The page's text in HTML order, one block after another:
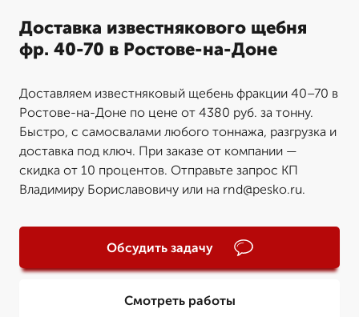
Доставка известнякового щебня
фр. 40-70 в Ростове-на-Доне
Доставляем известняковый щебень фракции 40–70 в
Ростове-на-Доне по цене от 4380 руб. за тонну.
Быстро, с самосвалами любого тоннажа, разгрузка и
доставка под ключ. При заказе от компании —
скидка от 10 процентов. Отправьте запрос КП
Владимиру Бориславовичу или на rnd@pesko.ru.
Обсудить задачу
Смотреть работы